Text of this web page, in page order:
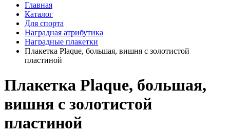
Главная
Каталог
Для спорта
Наградная атрибутика
Наградные плакетки
Плакетка Plaque, большая, вишня с золотистой
пластиной
Плакетка Plaque, большая,
вишня с золотистой
пластиной